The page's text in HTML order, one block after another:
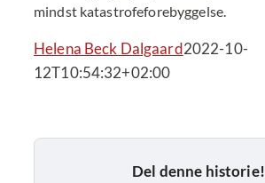
mindst katastrofeforebyggelse.
Helena Beck Dalgaard2022-10-
12T10:54:32+02:00
Del denne historie!